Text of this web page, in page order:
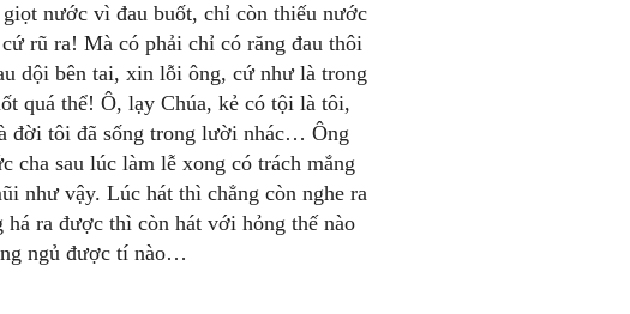
nước vì đau buốt, chỉ còn thiếu nước
rũ ra! Mà có phải chỉ có răng đau thôi
dội bên tai, xin lỗi ông, cứ như là trong
quá thể! Ô, lạy Chúa, kẻ có tội là tôi,
đời tôi đã sống trong lười nhác… Ông
sau lúc làm lễ xong có trách mắng
như vậy. Lúc hát thì chẳng còn nghe ra
ra được thì còn hát với hỏng thế nào
ngủ được tí nào…